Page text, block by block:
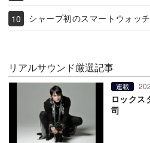
シャープ初のスマートウォッ
リアルサウンド厳選記事
連載
ロックス
司